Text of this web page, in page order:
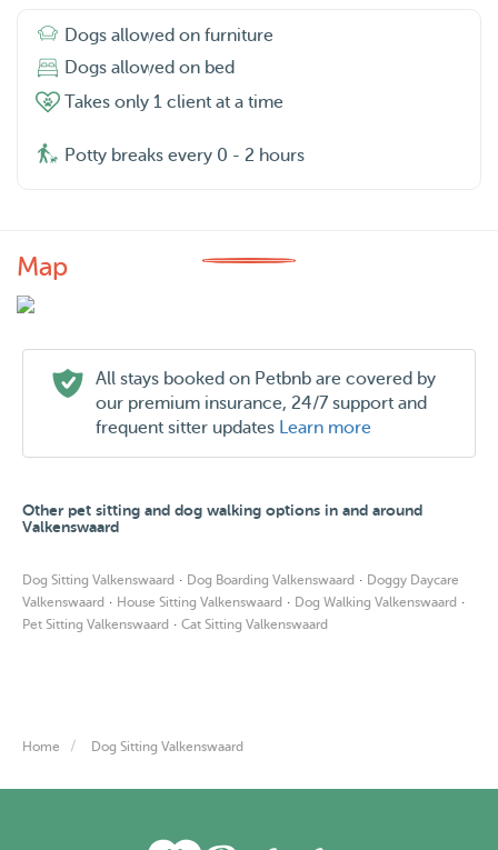
Dogs allowed on furniture
Dogs allowed on bed
Takes only 1 client at a time
Potty breaks every 0 - 2 hours
Map
All stays booked on Petbnb are covered by
our premium insurance, 24/7 support and
frequent sitter updates Learn more
Other pet sitting and dog walking options in and around
Valkenswaard
Dog Sitting Valkenswaard · Dog Boarding Valkenswaard · Doggy Daycare
Valkenswaard · House Sitting Valkenswaard · Dog Walking Valkenswaard ·
Pet Sitting Valkenswaard · Cat Sitting Valkenswaard
Home Dog Sitting Valkenswaard